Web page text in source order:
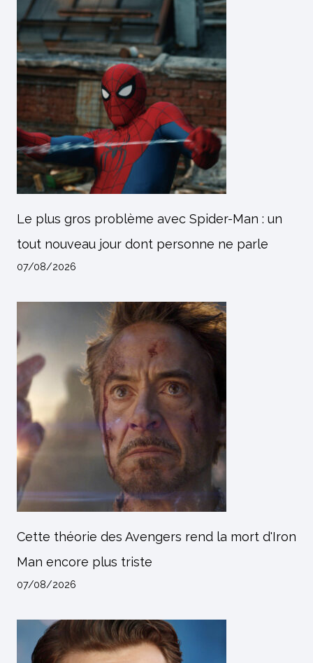
Le plus gros problème avec Spider-Man : un
tout nouveau jour dont personne ne parle
07/08/2026
Cette théorie des Avengers rend la mort d'Iron
Man encore plus triste
07/08/2026